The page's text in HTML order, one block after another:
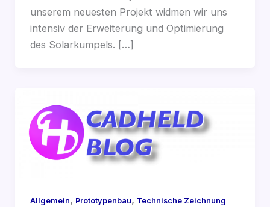
unserem neuesten Projekt widmen wir uns
intensiv der Erweiterung und Optimierung
des Solarkumpels. […]
Allgemein, Prototypenbau, Technische Zeichnung